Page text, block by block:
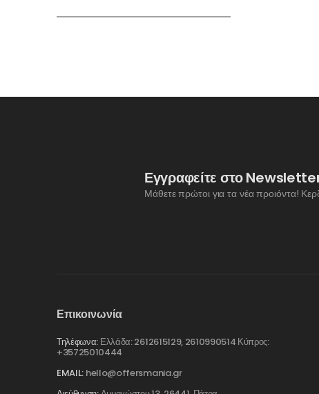
Εγγραφείτε στο
Μάθετε πρώτοι για τα νέα προιόντα!
Επικοινωνία
Τηλέφωνα: Ελλάδα: 2612615129, 2610990514 Κύπρος:
+35725010444
EMAIL: hello@offersmania.gr